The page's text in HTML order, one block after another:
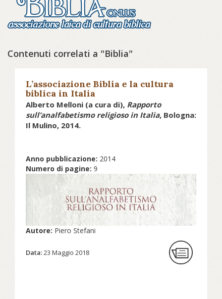
Contenuti correlati a "Biblia"
L’associazione Biblia e la cultura
biblica in Italia
Alberto Melloni (a cura di), Rapporto
sull’analfabetismo religioso in Italia, Bologna:
Il Mulino, 2014.
Anno pubblicazione: 2014
Numero di pagine: 9
Autore: Piero Stefani
Data:23 Maggio 2018